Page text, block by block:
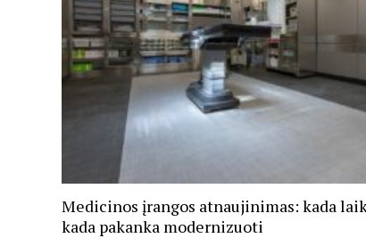
Medicinos įrangos atnaujinimas: kada
kada pakanka modernizuoti